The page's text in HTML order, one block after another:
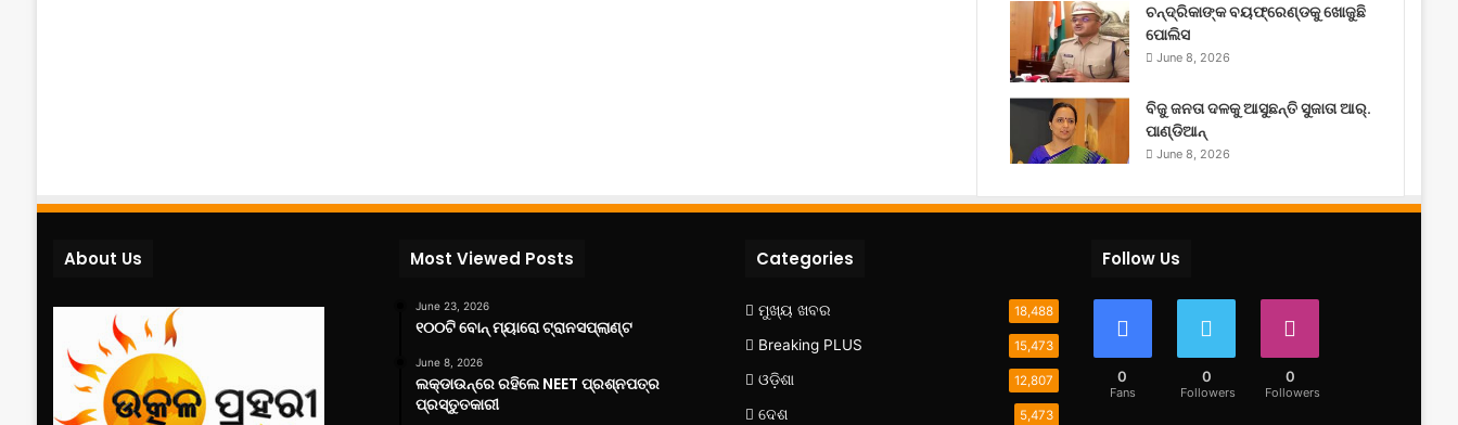
ଚନ୍ଦ୍ରିକାଙ୍କ ବୟଫ୍ରେଣ୍ଡକୁ ଖୋଜୁଛି
ପୋଲିସ
June 8, 2026
ବିଜୁ ଜନତା ଦଳକୁ ଆସୁଛନ୍ତି ସୁଜାତା ଆର୍‌.
ପାଣ୍ଡିଆନ୍
June 8, 2026
About Us Most Viewed Posts
June 23, 2026
୧୦୦ଟି ବୋନ୍ ମ୍ୟାରୋ ଟ୍ରାନସପ୍ଲାଣ୍ଟ
June 8, 2026
ଲକ୍‌ଡାଉନ୍‌ରେ ରହିଲେ NEET ପ୍ରଶ୍ନପତ୍ର
ପ୍ରସ୍ତୁତକାରୀ
Categories
ମୁଖ୍ୟ ଖବର 18,488
Breaking PLUS 15,473
ଓଡ଼ିଶା 12,807
ଦେଶ 5,473
Follow Us
0
Fans
0
Followers
0
Followers